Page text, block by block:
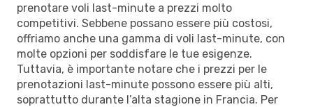
prenotare voli last-minute a prezzi molto
competitivi. Sebbene possano essere più costosi,
offriamo anche una gamma di voli last-minute, con
molte opzioni per soddisfare le tue esigenze.
Tuttavia, è importante notare che i prezzi per le
prenotazioni last-minute possono essere più alti,
soprattutto durante l’alta stagione in Francia. Per